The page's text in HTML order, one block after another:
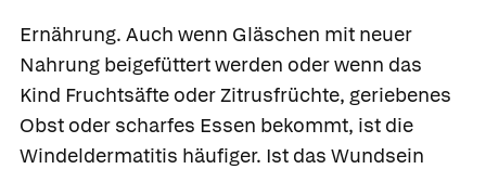
Ernährung. Auch wenn Gläschen mit neuer
Nahrung beigefüttert werden oder wenn das
Kind Fruchtsäfte oder Zitrusfrüchte, geriebenes
Obst oder scharfes Essen bekommt, ist die
Windeldermatitis häufiger. Ist das Wundsein